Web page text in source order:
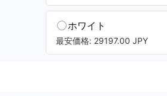
ホワイト
最安価格: 29197.00 JPY